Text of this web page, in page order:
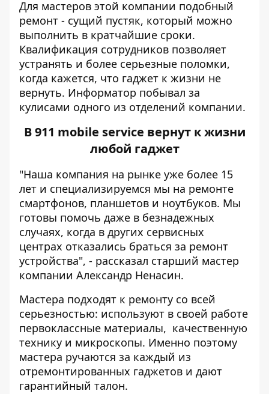
Для мастеров этой компании подобный
ремонт - сущий пустяк, который можно
выполнить в кратчайшие сроки.
Квалификация сотрудников позволяет
устранять и более серьезные поломки,
когда кажется, что гаджет к жизни не
вернуть. Информатор побывал за
кулисами одного из отделений компании.
В 911 mobile service вернут к жизни
любой гаджет
"Наша компания на рынке уже более 15
лет и специализируемся мы на ремонте
смартфонов, планшетов и ноутбуков. Мы
готовы помочь даже в безнадежных
случаях, когда в других сервисных
центрах отказались браться за ремонт
устройства", - рассказал старший мастер
компании Александр Ненасин.
Мастера подходят к ремонту со всей
серьезностью: используют в своей работе
первоклассные материалы, качественную
технику и микроскопы. Именно поэтому
мастера ручаются за каждый из
отремонтированных гаджетов и дают
гарантийный талон.